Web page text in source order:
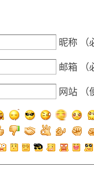
昵称 （
邮箱 （
网站 （